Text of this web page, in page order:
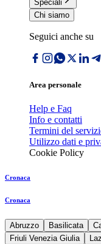
Speciali
Chi siamo
Seguici anche su
Area personale
Help e Faq
Info e contatti
Termini del
Utilizzo dati e
Cookie Policy
Cronaca
Cronaca
Abruzzo Basilicata
Friuli Venezia Giulia